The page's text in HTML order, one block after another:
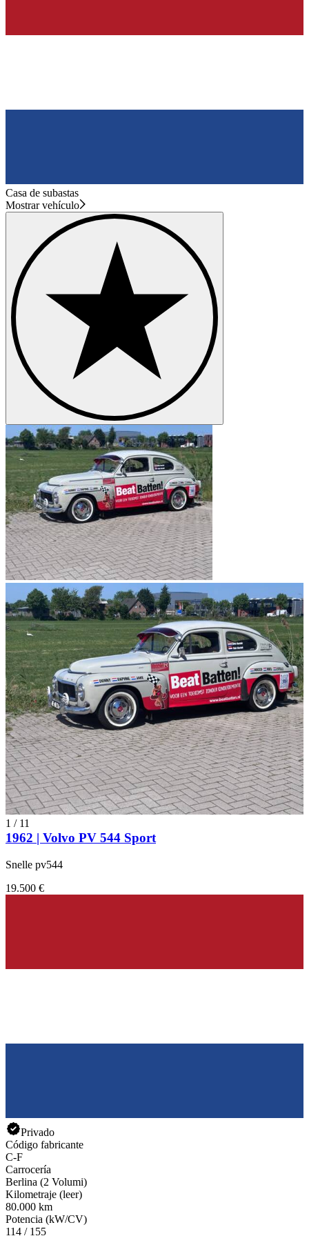
Casa de subastas
Mostrar vehículo
1 / 11
1962 | Volvo PV 544 Sport
Snelle pv544
19.500 €
Privado
Código fabricante
C-F
Carrocería
Berlina (2 Volumi)
Kilometraje (leer)
80.000 km
Potencia (kW/CV)
114 / 155